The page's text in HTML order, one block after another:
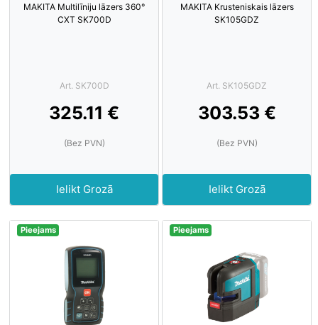
MAKITA Multilīniju lāzers 360°
CXT SK700D
Art. SK700D
325.11 €
(Bez PVN)
Ielikt Grozā
MAKITA Krusteniskais lāzers
SK105GDZ
Art. SK105GDZ
303.53 €
(Bez PVN)
Ielikt Grozā
Pieejams Pieejams